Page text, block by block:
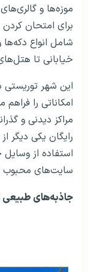
موزه‌ها و
برای امتحان
شامل انواع
خیابانی تا
این شهر توریستی
امکاناتی را
مراکز دیدنی و
رایگان یکی دیگر
استفاده از
سایت‌های
جاذبه‌های